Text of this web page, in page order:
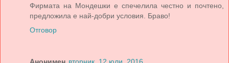
Фирмата на Мондешки е спечелила честно и почтено,
предложила е най-добри условия. Браво!
Отговор
Анонимен вторник, 12 юли, 2016